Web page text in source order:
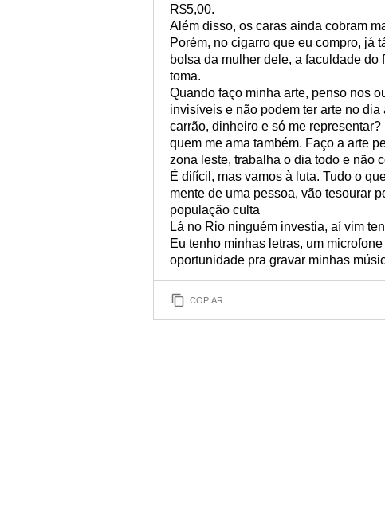
R$5,00.
Além disso, os caras ainda cobram
Porém, no cigarro que eu compro, já
bolsa da mulher dele, a faculdade
toma.
Quando faço minha arte, penso nos
invisíveis e não podem ter arte no
carrão, dinheiro e só me
quem me ama também. Faço a arte
zona leste, trabalha o dia todo e não
É difícil, mas vamos à luta. Tudo o
mente de uma pessoa, vão tesourar
população culta
Lá no Rio ninguém investia, aí vim
Eu tenho minhas letras, um
oportunidade pra gravar minhas
COPIAR